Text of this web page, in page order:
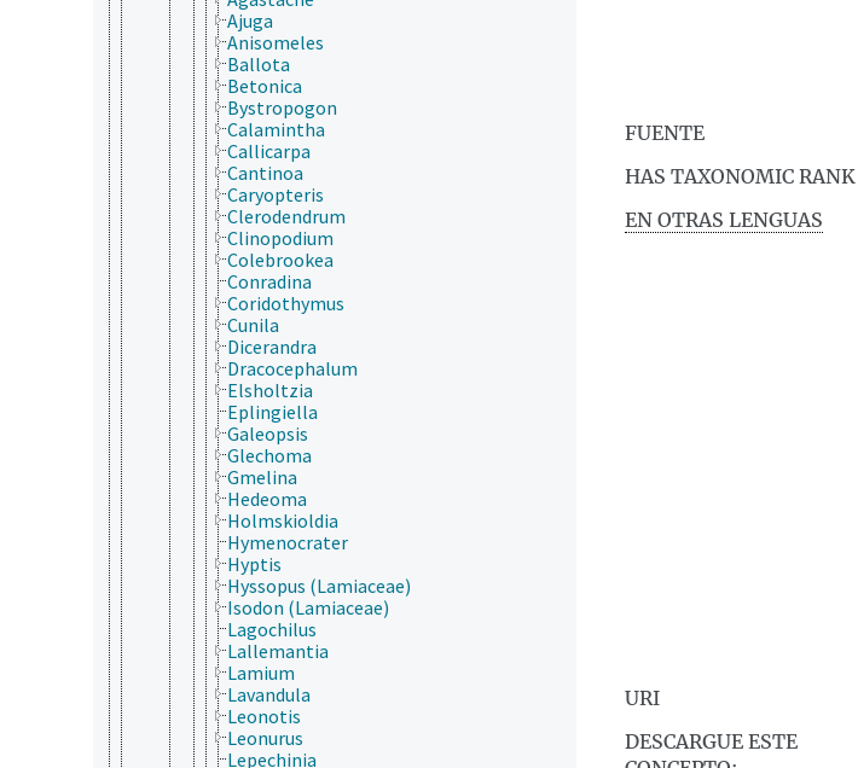
Ajuga
Anisomeles
Ballota
Betonica
Bystropogon
Calamintha
Callicarpa
Cantinoa
Caryopteris
Clerodendrum
Clinopodium
Colebrookea
Conradina
Coridothymus
Cunila
Dicerandra
Dracocephalum
Elsholtzia
Eplingiella
Galeopsis
Glechoma
Gmelina
Hedeoma
Holmskioldia
Hymenocrater
Hyptis
Hyssopus (Lamiaceae)
Isodon (Lamiaceae)
Lagochilus
Lallemantia
Lamium
Lavandula
Leonotis
Leonurus
Lepechinia
FUENTE
HAS TAXONOMIC RANK
EN OTRAS LENGUAS
URI
DESCARGUE ESTE